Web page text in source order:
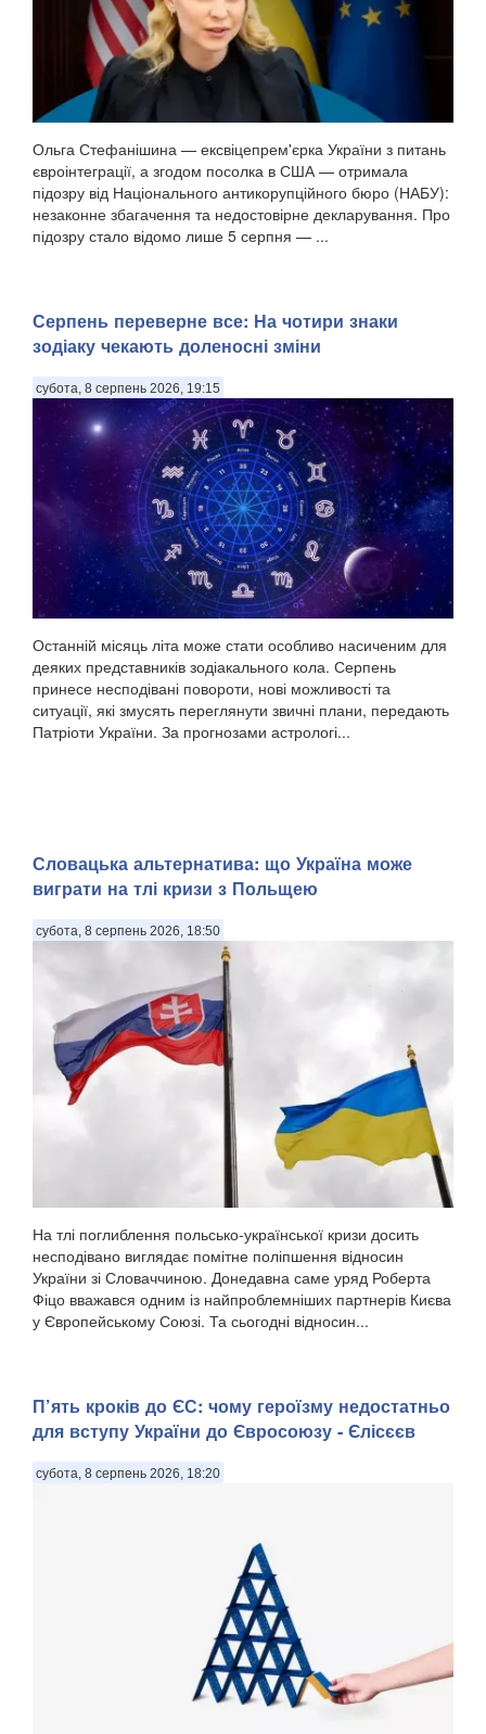
Ольга Стефанішина — ексвіцепрем'єрка України з питань
євроінтеграції, а згодом посолка в США — отримала
підозру від Національного антикорупційного бюро (НАБУ):
незаконне збагачення та недостовірне декларування. Про
підозру стало відомо лише 5 серпня — ...
Серпень переверне все: На чотири знаки
зодіаку чекають доленосні зміни
субота, 8 серпень 2026, 19:15
Останній місяць літа може стати особливо насиченим для
деяких представників зодіакального кола. Серпень
принесе несподівані повороти, нові можливості та
ситуації, які змусять переглянути звичні плани, передають
Патріоти України. За прогнозами астрологі...
Словацька альтернатива: що Україна може
виграти на тлі кризи з Польщею
субота, 8 серпень 2026, 18:50
На тлі поглиблення польсько-української кризи досить
несподівано виглядає помітне поліпшення відносин
України зі Словаччиною. Донедавна саме уряд Роберта
Фіцо вважався одним із найпроблемніших партнерів Києва
у Європейському Союзі. Та сьогодні відносин...
П’ять кроків до ЄС: чому героїзму недостатньо
для вступу України до Євросоюзу - Єлісєєв
субота, 8 серпень 2026, 18:20